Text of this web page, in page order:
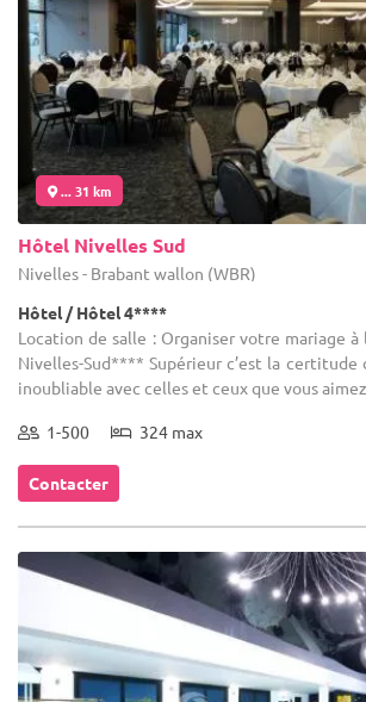
... 31 km
Hôtel Nivelles Sud
Nivelles - Brabant wallon (WBR)
Hôtel / Hôtel 4****
Location de salle : Organiser votre mariage à
Nivelles-Sud**** Supérieur c’est la certitude
inoubliable avec celles et ceux que vous aimez,
1-500 324 max
Contacter